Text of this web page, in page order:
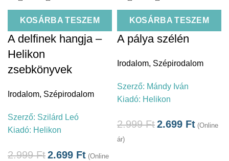
KOSÁRBA TESZEM
A delfinek hangja –
Helikon
zsebkönyvek
Irodalom, Szépirodalom
Szerző: Szilárd Leó
Kiadó: Helikon
2.999Ft2.699 Ft (Online
KOSÁRBA TESZEM
A pálya szélén
Irodalom, Szépirodalom
Szerző: Mándy Iván
Kiadó: Helikon
2.999Ft2.699 Ft (Online
ár)